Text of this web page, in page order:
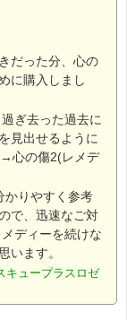
だった分、心の
に購入しまし
ぎ去った過去に
見出せるように
心の傷2(レメデ
かりやすく参考
で、迅速なご対
ディーを続けな
います。
ュープラスロゼ